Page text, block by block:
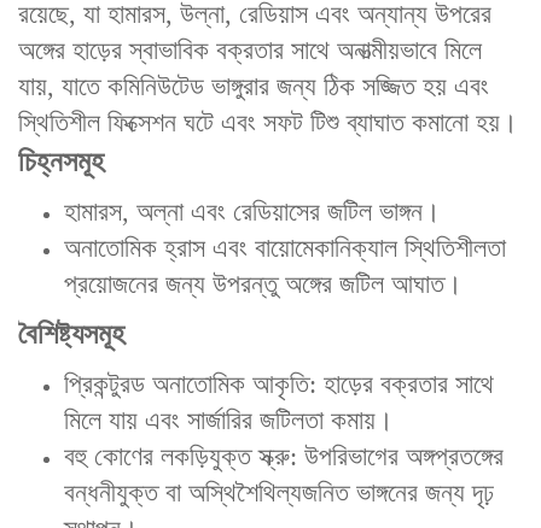
রয়েছে, যা হামারস, উল্না, রেডিয়াস এবং অন্যান্য উপরের
অঙ্গের হাড়ের স্বাভাবিক বক্রতার সাথে অনাত্মীয়ভাবে মিলে
যায়, যাতে কমিনিউটেড ভাঙ্গুরার জন্য ঠিক সজ্জিত হয় এবং
স্থিতিশীল ফিক্সেশন ঘটে এবং সফট টিশু ব্যাঘাত কমানো হয়।
চিহ্নসমূহ
‌হামারস, অল্না এবং রেডিয়াসের জটিল ভাঙ্গন‌।
অনাতোমিক হ্রাস এবং বায়োমেকানিক্যাল স্থিতিশীলতা
প্রয়োজনের জন্য উপরন্তু অঙ্গের জটিল আঘাত‌।
বৈশিষ্ট্যসমূহ
‌প্রিকন্টুরড অনাতোমিক আকৃতি‌: হাড়ের বক্রতার সাথে
মিলে যায় এবং সার্জারির জটিলতা কমায়।
‌বহু কোণের লকড়িযুক্ত স্ক্রু‌: উপরিভাগের অঙ্গপ্রতঙ্গের
বন্ধনীযুক্ত বা অস্থিশৈথিল্যজনিত ভাঙ্গনের জন্য দৃঢ়